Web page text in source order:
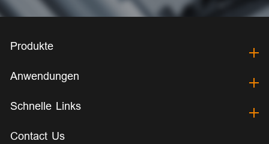
Produkte
Anwendungen
Schnelle Links
Contact Us